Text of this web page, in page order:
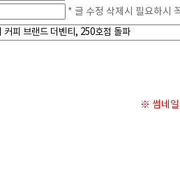
* 글 수정 삭제시 필요하시
※ 썸네